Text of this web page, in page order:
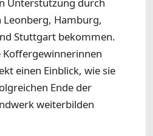
Unterstützung durch
Leonberg, Hamburg,
Stuttgart bekommen.
Koffergewinnerinnen
einen Einblick, wie sie
Ende der
weiterbilden